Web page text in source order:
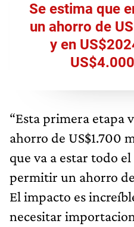
Se estima que
un ahorro de
y en
“Esta primera etapa
ahorro de US$1.700
que va a estar todo
permitir un ahorro
El impacto es
necesitar